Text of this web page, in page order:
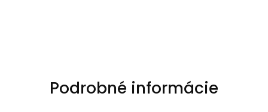
Podrobné informácie